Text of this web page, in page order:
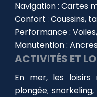
Navigation : Cartes
Confort : Coussins,
Performance :
Manutention :
ACTIVITÉS ET
En mer, les loisirs
plongée,